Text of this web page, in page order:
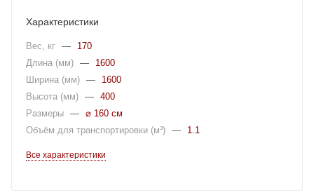
Характеристики
Вес, кг —
170
Длина (мм) —
1600
Ширина (мм) —
1600
Высота (мм) — 400
Размеры — ⌀ 160 см
Объём для транспортировки (м³) — 1.1
Все характеристики